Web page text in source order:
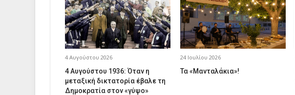
4 Αυγούστου 2026
4 Αυγούστου 1936: Όταν η
μεταξική δικτατορία έβαλε τη
Δημοκρατία στον «γύψο»
24 Ιουλίου 2026
Τα «Μανταλάκια»!